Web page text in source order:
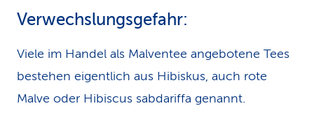
Verwechslungsgefahr:
Viele im Handel als Malventee angebotene Tees
bestehen eigentlich aus Hibiskus, auch rote
Malve oder Hibiscus sabdariffa genannt.